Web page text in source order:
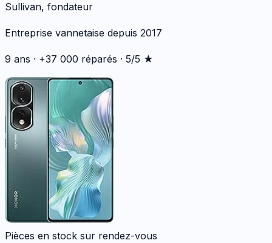
Sullivan, fondateur
Entreprise vannetaise depuis 2017
9 ans · +37 000 réparés · 5/5 ★
Pièces en stock sur rendez-vous